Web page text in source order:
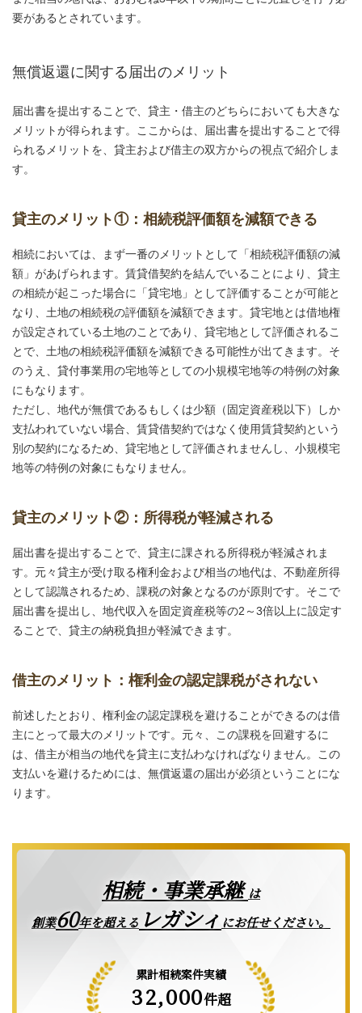
要があるとされています。
無償返還に関する届出のメリット
届出書を提出することで、貸主・借主のどちらにおいても大きな
メリットが得られます。ここからは、届出書を提出することで得
られるメリットを、貸主および借主の双方からの視点で紹介しま
す。
貸主のメリット①：相続税評価額を減額できる
相続においては、まず一番のメリットとして「相続税評価額の減
額」があげられます。賃貸借契約を結んでいることにより、貸主
の相続が起こった場合に「貸宅地」として評価することが可能と
なり、土地の相続税の評価額を減額できます。貸宅地とは借地権
が設定されている土地のことであり、貸宅地として評価されるこ
とで、土地の相続税評価額を減額できる可能性が出てきます。そ
のうえ、貸付事業用の宅地等としての小規模宅地等の特例の対象
にもなります。
ただし、地代が無償であるもしくは少額（固定資産税以下）しか
支払われていない場合、賃貸借契約ではなく使用賃貸契約という
別の契約になるため、貸宅地として評価されませんし、小規模宅
地等の特例の対象にもなりません。
貸主のメリット②：所得税が軽減される
届出書を提出することで、貸主に課される所得税が軽減されま
す。元々貸主が受け取る権利金および相当の地代は、不動産所得
として認識されるため、課税の対象となるのが原則です。そこで
届出書を提出し、地代収入を固定資産税等の2～3倍以上に設定す
ることで、貸主の納税負担が軽減できます。
借主のメリット：権利金の認定課税がされない
前述したとおり、権利金の認定課税を避けることができるのは借
主にとって最大のメリットです。元々、この課税を回避するに
は、借主が相当の地代を貸主に支払わなければなりません。この
支払いを避けるためには、無償返還の届出が必須ということにな
ります。
相続・事業承継は
創業60年を超える レガシィ にお任せください。
累計相続案件実績
32,000件超